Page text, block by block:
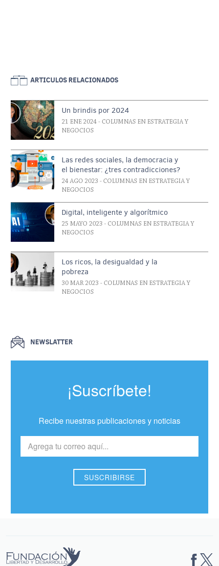
ARTICULOS RELACIONADOS
Un brindis por 2024
21 ENE 2024 - COLUMNAS EN ESTRATEGIA Y
NEGOCIOS
Las redes sociales, la democracia y
el bienestar: ¿tres contradicciones?
24 AGO 2023 - COLUMNAS EN ESTRATEGIA Y
NEGOCIOS
Digital, inteligente y algorítmico
25 MAYO 2023 - COLUMNAS EN ESTRATEGIA Y
NEGOCIOS
Los ricos, la desigualdad y la
pobreza
30 MAR 2023 - COLUMNAS EN ESTRATEGIA Y
NEGOCIOS
NEWSLATTER
¡Suscríbete!
Recibe nuestras publicaciones y noticias